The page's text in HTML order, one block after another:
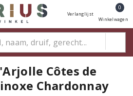
Verlanglijst
0
Winkelwagen
Côtes de
Chardonnay